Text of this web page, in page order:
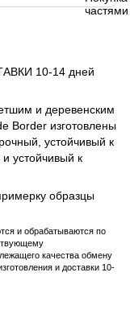
10-14 дней
и деревенским
Border изготовлены
устойчивый к
устойчивый к
образцы
и обрабатываются по
качества обмену
и доставки 10-